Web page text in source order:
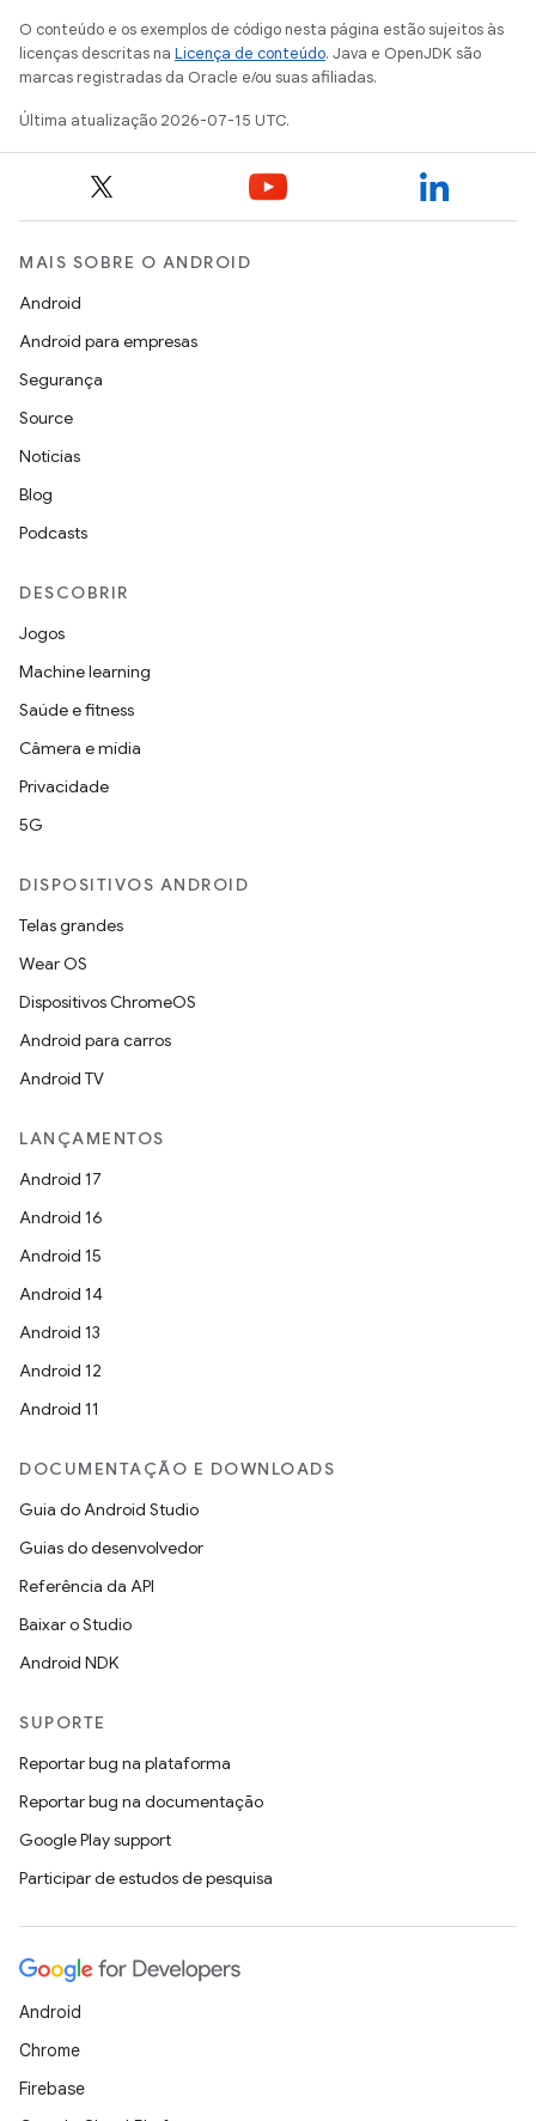
O conteúdo e os exemplos de código nesta página estão sujeitos às
licenças descritas na Licença de conteúdo. Java e OpenJDK são
marcas registradas da Oracle e/ou suas afiliadas.
Última atualização 2026-07-15 UTC.
MAIS SOBRE O ANDROID
Android
Android para empresas
Segurança
Source
Notícias
Blog
Podcasts
DESCOBRIR
Jogos
Machine learning
Saúde e fitness
Câmera e mídia
Privacidade
5G
DISPOSITIVOS ANDROID
Telas grandes
Wear OS
Dispositivos ChromeOS
Android para carros
Android TV
LANÇAMENTOS
Android 17
Android 16
Android 15
Android 14
Android 13
Android 12
Android 11
DOCUMENTAÇÃO E DOWNLOADS
Guia do Android Studio
Guias do desenvolvedor
Referência da API
Baixar o Studio
Android NDK
SUPORTE
Reportar bug na plataforma
Reportar bug na documentação
Google Play support
Participar de estudos de pesquisa
Android
Chrome
Firebase